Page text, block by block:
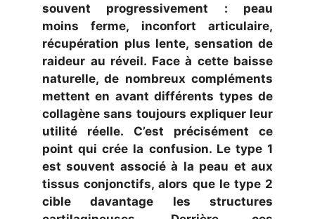
souvent progressivement : peau
moins ferme, inconfort articulaire,
récupération plus lente, sensation de
raideur au réveil. Face à cette baisse
naturelle, de nombreux compléments
mettent en avant différents types de
collagène sans toujours expliquer leur
utilité réelle. C’est précisément ce
point qui crée la confusion. Le type 1
est souvent associé à la peau et aux
tissus conjonctifs, alors que le type 2
cible davantage les structures